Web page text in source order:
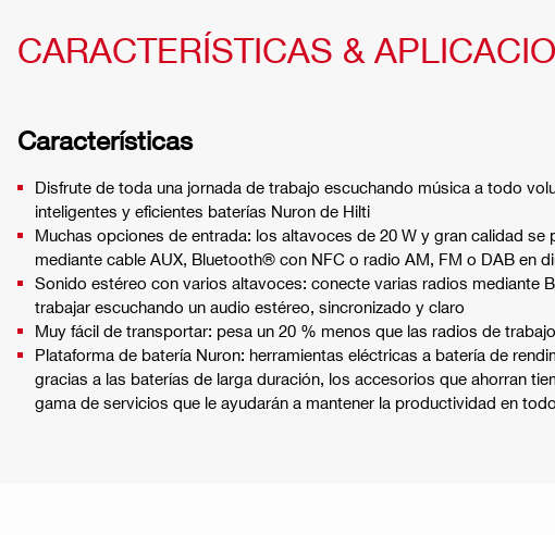
CARACTERÍSTICAS &
Características
Disfrute de toda una jornada de trabajo escuchando música a todo
inteligentes y eficientes baterías Nuron de Hilti
Muchas opciones de entrada: los altavoces de 20 W y gran calidad se
mediante cable AUX, Bluetooth® con NFC o radio AM, FM o DAB en
Sonido estéreo con varios altavoces: conecte varias radios mediante
trabajar escuchando un audio estéreo, sincronizado y claro
Muy fácil de transportar: pesa un 20 % menos que las radios de
Plataforma de batería Nuron: herramientas eléctricas a batería de
gracias a las baterías de larga duración, los accesorios que ahorran
gama de servicios que le ayudarán a mantener la productividad en